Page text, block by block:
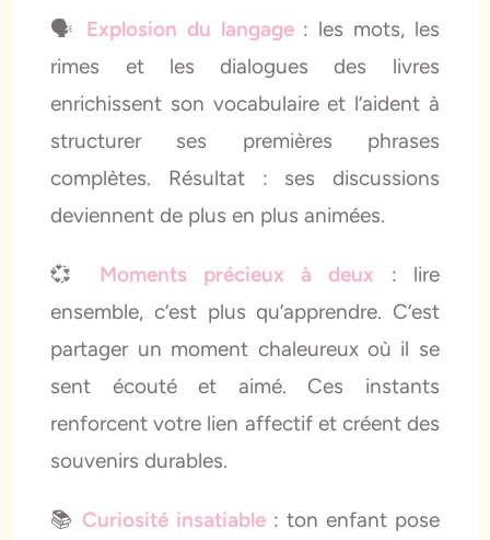
🗣️ Explosion du langage: les mots, les
rimes et les dialogues des livres
enrichissent son vocabulaire et l’aident à
structurer ses premières phrases
complètes. Résultat : ses discussions
deviennent de plus en plus animées.
💞 Moments précieux à deux : lire
ensemble, c’est plus qu’apprendre. C’est
partager un moment chaleureux où il se
sent écouté et aimé. Ces instants
renforcent votre lien affectif et créent des
souvenirs durables.
📚 Curiosité insatiable : ton enfant pose